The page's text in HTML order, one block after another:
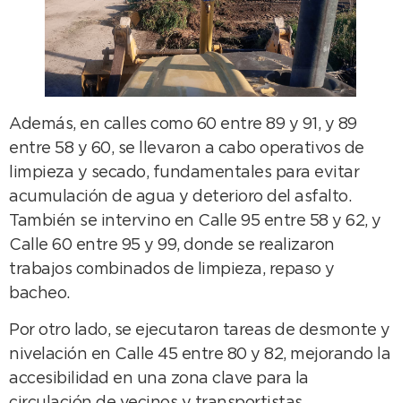
Además, en calles como 60 entre 89 y 91, y 89
entre 58 y 60, se llevaron a cabo operativos de
limpieza y secado, fundamentales para evitar
acumulación de agua y deterioro del asfalto.
También se intervino en Calle 95 entre 58 y 62, y
Calle 60 entre 95 y 99, donde se realizaron
trabajos combinados de limpieza, repaso y
bacheo.
Por otro lado, se ejecutaron tareas de desmonte y
nivelación en Calle 45 entre 80 y 82, mejorando la
accesibilidad en una zona clave para la